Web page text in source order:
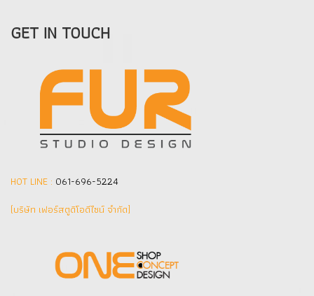
GET IN TOUCH
HOT LINE : 061-696-5224
(บริษัท เฟอร์สตูดิโอดีไซน์ จำกัด]